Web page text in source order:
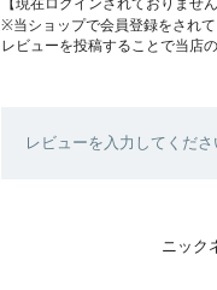
※当ショップで会員登録をされ
レビューを投稿することで当店
レビューを入力してくださ
ニック